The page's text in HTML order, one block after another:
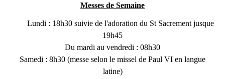
Messes de Semaine
Lundi : 18h30 suivie de l'adoration du St Sacrement jusque
19h45
Du mardi au vendredi : 08h30
Samedi : 8h30 (messe selon le missel de Paul VI en langue
latine)